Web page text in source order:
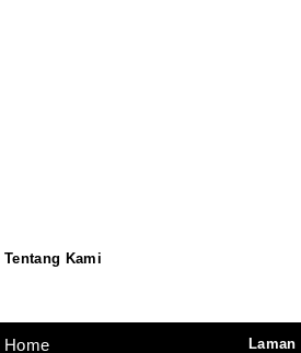
Tentang Kami
Home
Laman